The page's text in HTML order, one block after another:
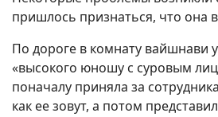
пришлось признаться, что она
По дороге в комнату вайшнави
«высокого юношу с суровым
поначалу приняла за
как ее зовут, а потом